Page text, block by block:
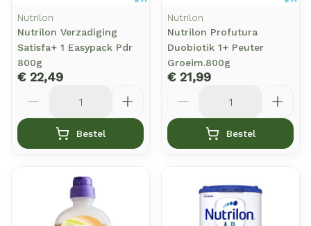
Nutrilon
Nutrilon Verzadiging
Satisfa+ 1 Easypack Pdr
800g
€ 22,49
Bestel
Nutrilon
Nutrilon Profutura
Duobiotik 1+ Peuter
Groeim.800g
€ 21,99
Bestel